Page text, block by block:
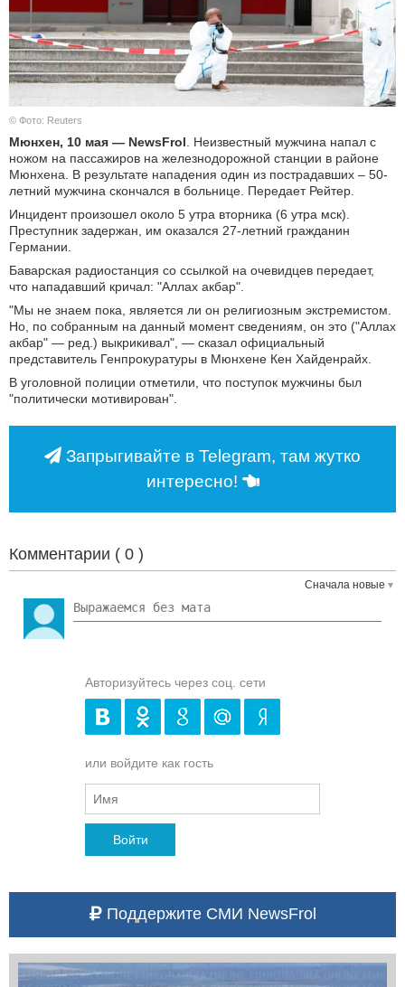
КУЛЬТУРА
НАУКА
СПОРТ
АВТО И МОТО
ЭГОИЗМ
© Фото: Reuters
Мюнхен, 10 мая — NewsFrol. Неизвестный мужчина напал с
ножом на пассажиров на железнодорожной станции в районе
Мюнхена. В результате нападения один из пострадавших – 50-
летний мужчина скончался в больнице. Передает Рейтер.
Инцидент произошел около 5 утра вторника (6 утра мск).
Преступник задержан, им оказался 27-летний гражданин
Германии.
Баварская радиостанция со ссылкой на очевидцев передает,
что нападавший кричал: "Аллах акбар".
"Мы не знаем пока, является ли он религиозным экстремистом.
Но, по собранным на данный момент сведениям, он это ("Аллах
акбар" — ред.) выкрикивал", — сказал официальный
представитель Генпрокуратуры в Мюнхене Кен Хайденрайх.
В уголовной полиции отметили, что поступок мужчины был
"политически мотивирован".
Запрыгивайте в Telegram, там жутко
интересно!
Комментарии ( 0 )
Сначала новые
Авторизуйтесь через соц. сети
или войдите как гость
Войти
Поддержите СМИ NewsFrol